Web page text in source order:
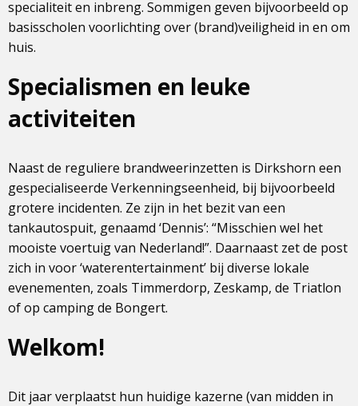
specialiteit en inbreng. Sommigen geven bijvoorbeeld op
basisscholen voorlichting over (brand)veiligheid in en om
huis.
Specialismen en leuke
activiteiten
Naast de reguliere brandweerinzetten is Dirkshorn een
gespecialiseerde Verkenningseenheid, bij bijvoorbeeld
grotere incidenten. Ze zijn in het bezit van een
tankautospuit, genaamd ‘Dennis’: “Misschien wel het
mooiste voertuig van Nederland!”. Daarnaast zet de post
zich in voor ‘waterentertainment’ bij diverse lokale
evenementen, zoals Timmerdorp, Zeskamp, de Triatlon
of op camping de Bongert.
Welkom!
Dit jaar verplaatst hun huidige kazerne (van midden in